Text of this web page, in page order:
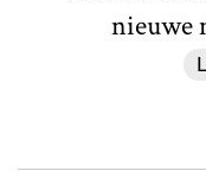
nieuwe